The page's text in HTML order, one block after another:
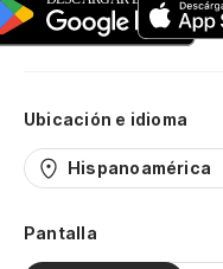
Ubicación e idioma
Hispanoamérica
Pantalla